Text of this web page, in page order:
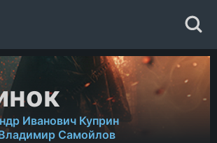
Иванович Куприн
Самойлов